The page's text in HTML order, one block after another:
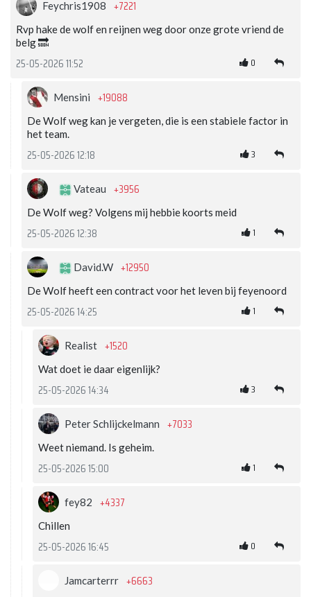
Feychris1908 +7221
Rvp hake de wolf en reijnen weg door onze grote vriend de
belg 🔜
25-05-2026 11:52 0
Mensini +19088
De Wolf weg kan je vergeten, die is een stabiele factor in
het team.
25-05-2026 12:18 3
Vateau +3956
De Wolf weg? Volgens mij hebbie koorts meid
25-05-2026 12:38 1
David.W +12950
De Wolf heeft een contract voor het leven bij feyenoord
25-05-2026 14:25 1
Realist +1520
Wat doet ie daar eigenlijk?
25-05-2026 14:34 3
Peter Schlijckelmann +7033
Weet niemand. Is geheim.
25-05-2026 15:00 1
fey82 +4337
Chillen
25-05-2026 16:45 0
Jamcarterrr +6663